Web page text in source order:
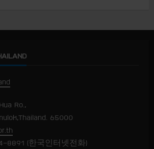
Ro.,
65000
8891 (한국인터넷전화)